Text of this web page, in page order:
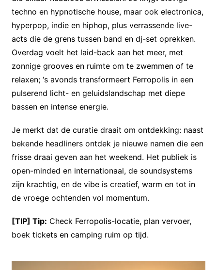
techno en hypnotische house, maar ook electronica,
hyperpop, indie en hiphop, plus verrassende live-
acts die de grens tussen band en dj-set oprekken.
Overdag voelt het laid-back aan het meer, met
zonnige grooves en ruimte om te zwemmen of te
relaxen; ‘s avonds transformeert Ferropolis in een
pulserend licht- en geluidslandschap met diepe
bassen en intense energie.
Je merkt dat de curatie draait om ontdekking: naast
bekende headliners ontdek je nieuwe namen die een
frisse draai geven aan het weekend. Het publiek is
open-minded en internationaal, de soundsystems
zijn krachtig, en de vibe is creatief, warm en tot in
de vroege ochtenden vol momentum.
[TIP] Tip: Check Ferropolis-locatie, plan vervoer,
boek tickets en camping ruim op tijd.